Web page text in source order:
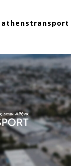
athenstransport